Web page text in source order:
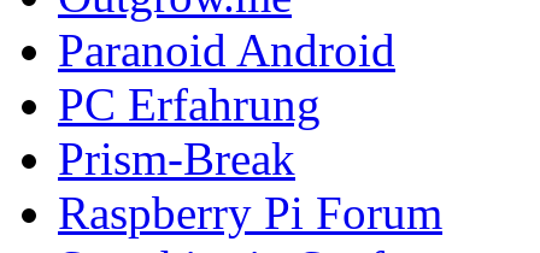
Paranoid Android
PC Erfahrung
Prism-Break
Raspberry Pi Forum